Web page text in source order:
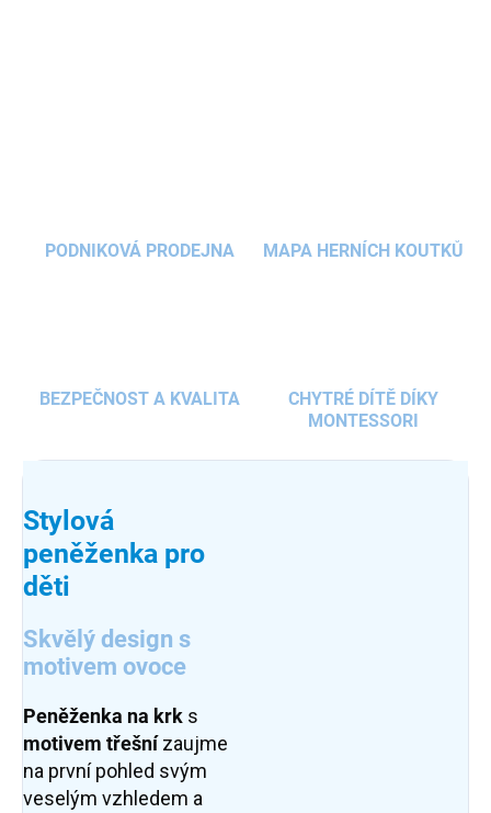
PODNIKOVÁ PRODEJNA MAPA HERNÍCH KOUTKŮ
BEZPEČNOST A KVALITA
CHYTRÉ DÍTĚ DÍKY
MONTESSORI
Stylová
peněženka pro
děti
Skvělý design s
motivem ovoce
Peněženka na krk s
motivem třešnízaujme
na první pohled svým
veselým vzhledem a